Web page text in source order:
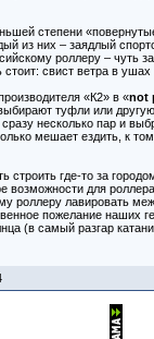
степени
из них – заядлый
роллеру – чуть за
свист ветра в
«К2» в «not
туфли или
несколько пар и
мешает ездить, к
строить где-то за
возможности для
роллеру лавировать
пожелание наших
(в самый разгар